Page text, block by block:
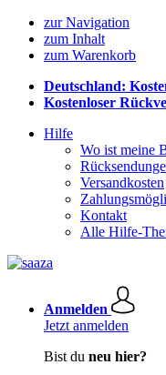
zur Navigation
zum Inhalt
zum Warenkorb
Deutschland:
Kostenloser
Hilfe
Wo ist meine
Versandkosten
Kontakt
Alle Hilfe-
Anmelden
Jetzt anmelden
Bist du neu hier?